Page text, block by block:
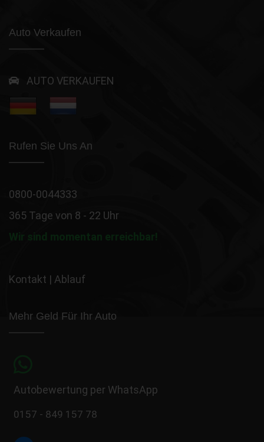
Auto Verkaufen
AUTO VERKAUFEN
Rufen Sie Uns An
0800-0044333
365 Tage von 8 - 22 Uhr
Wir sind momentan erreichbar!
Kontakt | Ablauf
Mehr Geld Für Ihr Auto
Autobewertung per WhatsApp
0157 - 849 157 78